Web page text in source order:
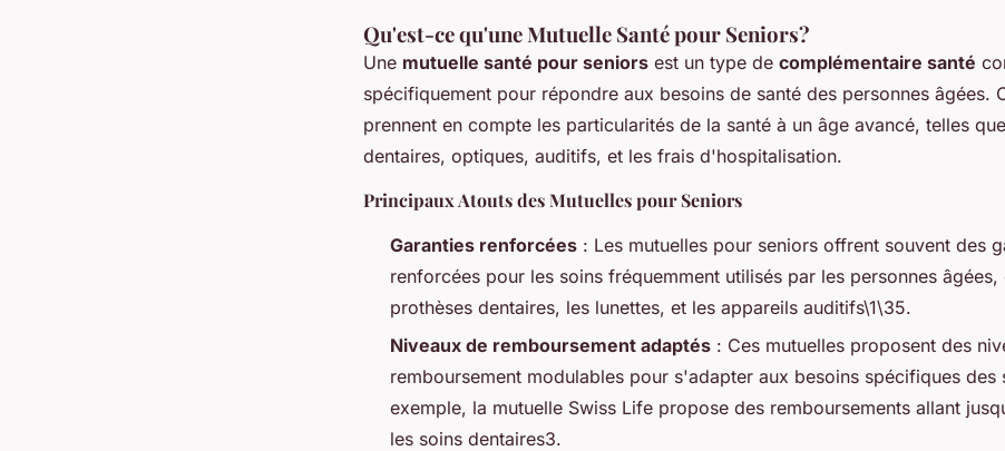
Qu'est-ce qu'une Mutuelle Santé pour Seniors?
Une mutuelle santé pour seniors est un type de complémentaire santé
spécifiquement pour répondre aux besoins de santé des personnes âgées.
prennent en compte les particularités de la santé à un âge avancé, telles
dentaires, optiques, auditifs, et les frais d'hospitalisation.
Principaux Atouts des Mutuelles pour Seniors
Garanties renforcées : Les mutuelles pour seniors offrent souvent des
renforcées pour les soins fréquemment utilisés par les personnes âgées,
prothèses dentaires, les lunettes, et les appareils auditifs\1\35.
Niveaux de remboursement adaptés : Ces mutuelles proposent des
remboursement modulables pour s'adapter aux besoins spécifiques des
exemple, la mutuelle Swiss Life propose des remboursements allant
les soins dentaires3.